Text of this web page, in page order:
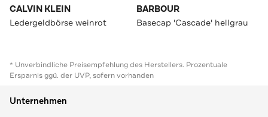
CALVIN KLEIN
Ledergeldbörse weinrot
BARBOUR
Basecap 'Cascade' hellgrau
* Unverbindliche Preisempfehlung des Herstellers. Prozentuale
Ersparnis ggü. der UVP, sofern vorhanden
Unternehmen